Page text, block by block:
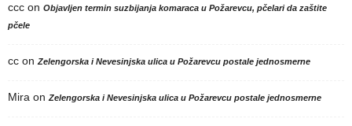
ccc on Objavljen termin suzbijanja komaraca u Požarevcu, pčelari da zaštite
pčele
cc on Zelengorska i Nevesinjska ulica u Požarevcu postale jednosmerne
Mira on Zelengorska i Nevesinjska ulica u Požarevcu postale jednosmerne